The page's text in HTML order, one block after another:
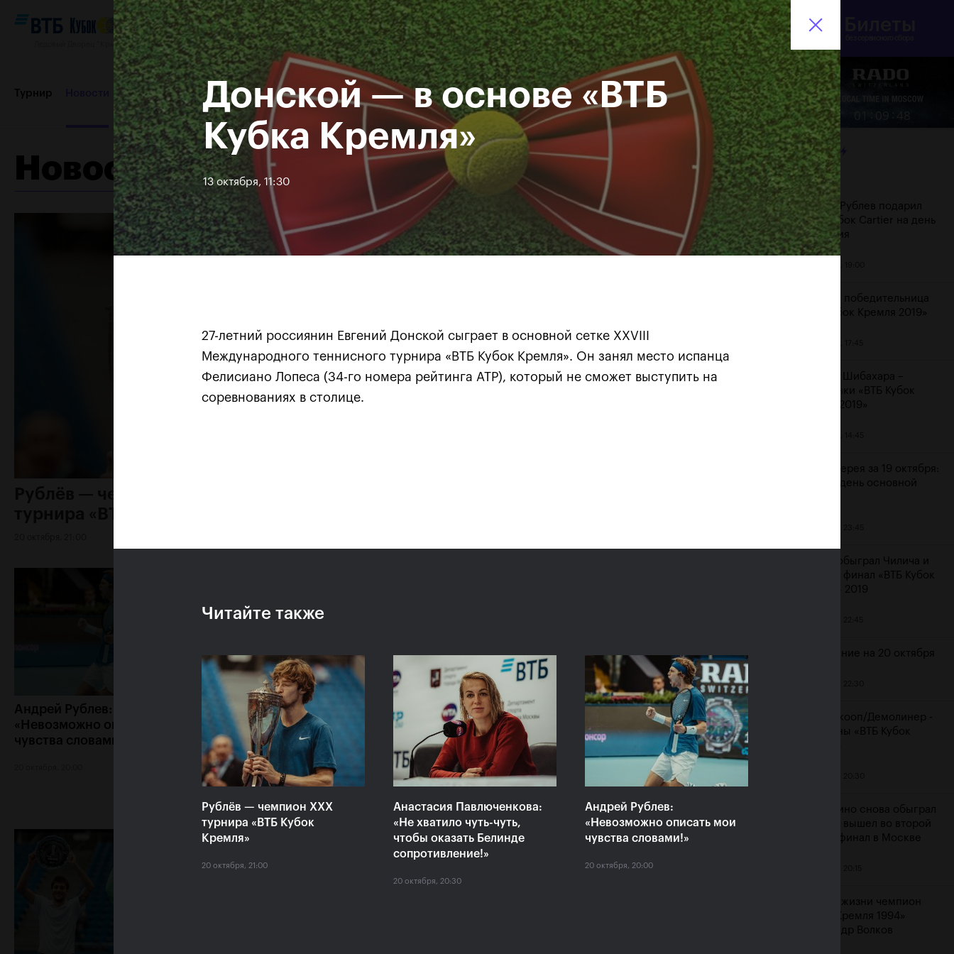
Ледовый Дворец “Крылатское”, 12–20 октября 2019
Министерство спорта
Российской Федерации
Департамент
спорта
города Москвы
En
Турнир Игроки Сетки Результаты и расписание Мероприятия Фото и видео Билеты
Пресс-центр Партнеры Контакты Турнир 2018
ЛЕНТА
Андрей Рублев подарил
себе Кубок Cartier на день
рождения
Бенчич - победительница
«ВТБ Кубок Кремля 2019»
Аояма и Шибахара –
чемпионки «ВТБ Кубок
Кремля 2019»
Фотогалерея за 19 октября:
шестой день основной
Рублев обыграл Чилича и
вышел в финал «ВТБ Кубок
Кремля» 2019
Расписание на 20 октября
Мидделкооп/Демолинер -
чемпионы «ВТБ Кубок
Маннарино снова обыграл
Сеппи и вышел во второй
подряд финал в Москве
Ушел из жизни чемпион
«Кубка Кремля 1994»
Александр Волков
Новости
Андрей Рублев:
«Невозможно описать мои
чувства словами!»
Белинда Бенчич: «ВТБ
Кубок Кремля» займет
особое место в моем
сердце»
20 октября, 19:15
Сюко Аояма и Ина
Шибахара: «Нужно было
играть в наш лучший
теннис весь матч!»
Россияне Рублёв и
Павлюченкова сыграют в
одиночных финалах «ВТБ
Кубок Кремля 2019»
20 октября, 10:00
Донской — в основе «ВТБ
Кубка Кремля»
13 октября, 11:30
27-летний россиянин Евгений Донской сыграет в основной сетке XXVIII
Международного теннисного турнира «ВТБ Кубок Кремля». Он занял место испанца
Фелисиано Лопеса (34-го номера рейтинга ATP), который не сможет выступить на
соревнованиях в столице.
Читайте также
Рублёв — чемпион XXX
турнира «ВТБ Кубок
Кремля»
20 октября, 21:00
Анастасия Павлюченкова:
«Не хватило чуть-чуть,
чтобы оказать Белинде
сопротивление!»
20 октября, 20:30
Андрей Рублев:
«Невозможно описать мои
чувства словами!»
20 октября, 20:00